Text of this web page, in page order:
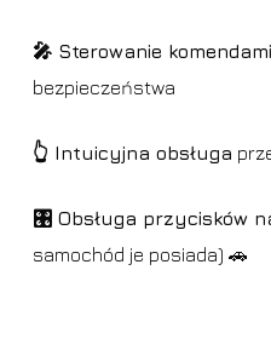
🎤 Sterowanie
bezpieczeństwa
👆 Intuicyjna obsługa
🎛️ Obsługa przycisków
samochód je posiada) 🚗